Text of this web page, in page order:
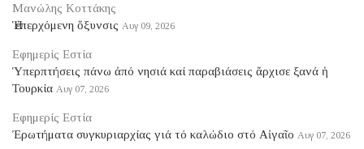
Μανώλης Κοττάκης
Ἡ ἐπερχόμενη ὄξυνσις Αυγ 09, 2026
Εφημερίς Εστία
Ὑπερπτήσεις πάνω ἀπό νησιά καί παραβιάσεις ἄρχισε ξανά ἡ
Τουρκία Αυγ 07, 2026
Εφημερίς Εστία
Ἐρωτήματα συγκυριαρχίας γιά τό καλώδιο στό Αἰγαῖο Αυγ 07, 2026